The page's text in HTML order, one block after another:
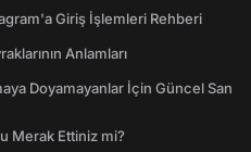
Giriş İşlemleri Rehberi
Anlamları
Doyamayanlar İçin Güncel San
Merak Ettiniz mi?